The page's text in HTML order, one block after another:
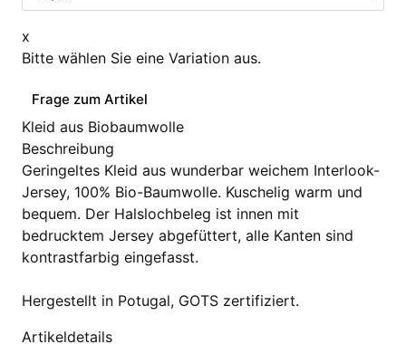
x
Bitte wählen Sie eine Variation aus.
Frage zum Artikel
Kleid aus Biobaumwolle
Beschreibung
Geringeltes Kleid aus wunderbar weichem Interlook-
Jersey, 100% Bio-Baumwolle. Kuschelig warm und
bequem. Der Halslochbeleg ist innen mit
bedrucktem Jersey abgefüttert, alle Kanten sind
kontrastfarbig eingefasst.
Hergestellt in Potugal, GOTS zertifiziert.
Artikeldetails